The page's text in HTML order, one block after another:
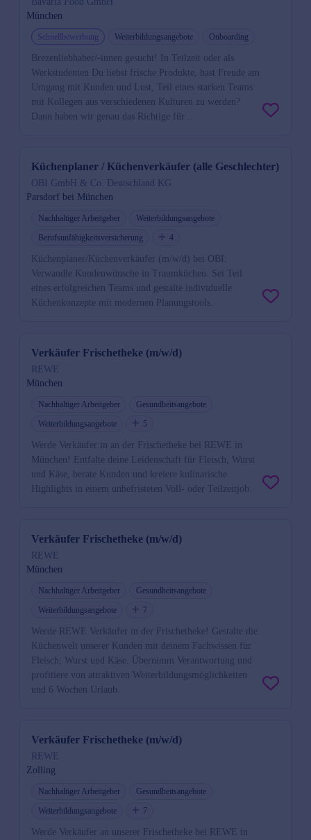
München
Schnellbewerbung Weiterbildungsangebote Onboarding
Brezenliebhaber/-innen gesucht! In Teilzeit oder als
Werkstudenten Du liebst frische Produkte, hast Freude am
Umgang mit Kunden und Lust, Teil eines starken Teams
mit Kollegen aus verschiedenen Kulturen zu werden?
Dann haben wir genau das Richtige für ...
Küchenplaner / Küchenverkäufer (alle Geschlechter)
OBI GmbH & Co. Deutschland KG
Parsdorf bei München
Nachhaltiger Arbeitgeber
Weiterbildungsangebote
Berufsunfähigkeitsversicherung
4
Küchenplaner/Küchenverkäufer (m/w/d) bei OBI:
Verwandle Kundenwünsche in Traumküchen. Sei Teil
eines erfolgreichen Teams und gestalte individuelle
Küchenkonzepte mit modernen Planungstools.
Verkäufer Frischetheke (m/w/d)
REWE
München
Nachhaltiger Arbeitgeber
Gesundheitsangebote
Weiterbildungsangebote
5
Werde Verkäufer:in an der Frischetheke bei REWE in
München! Entfalte deine Leidenschaft für Fleisch, Wurst
und Käse, berate Kunden und kreiere kulinarische
Highlights in einem unbefristeten Voll- oder Teilzeitjob.
Verkäufer Frischetheke (m/w/d)
REWE
München
Nachhaltiger Arbeitgeber
Gesundheitsangebote
Weiterbildungsangebote
7
Werde REWE Verkäufer in der Frischetheke! Gestalte die
Küchenwelt unserer Kunden mit deinem Fachwissen für
Fleisch, Wurst und Käse. Übernimm Verantwortung und
profitiere von attraktiven Weiterbildungsmöglichkeiten
und 6 Wochen Urlaub.
Verkäufer Frischetheke (m/w/d)
REWE
Zolling
Nachhaltiger Arbeitgeber
Gesundheitsangebote
Weiterbildungsangebote
7
Werde Verkäufer an unserer Frischetheke bei REWE in